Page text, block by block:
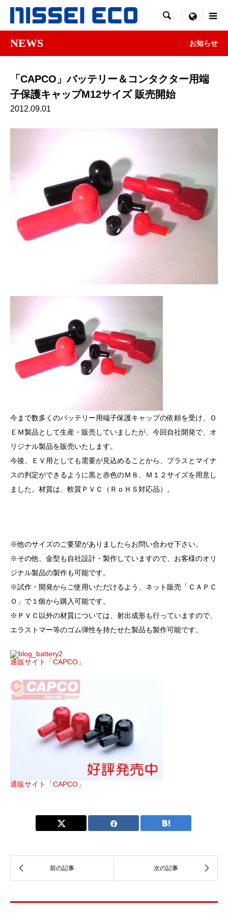
 menu
NEWS お知らせ
「CAPCO」バッテリー＆コンタクター用端
子保護キャップM12サイズ 販売開始
2012.09.01
今まで数多くのバッテリー用端子保護キャップの依頼を受け、Ｏ
ＥＭ製品として生産・販売していましたが、今回自社開発で、オ
リジナル製品を販売いたします。
今後、ＥＶ用としても需要が見込めることから、プラスとマイナ
スの判定ができるように黒と赤色のＭ８、Ｍ１２サイズを用意し
ました。材質は、軟質ＰＶＣ（ＲｏＨＳ対応品）。
※他のサイズのご要望がありましたらお問い合わせ下さい。
※その他、金型も自社設計・製作していますので、お客様のオリ
ジナル製品の製作も可能です。
※試作・開発からご使用いただけるよう、ネット販売「ＣＡＰＣ
Ｏ」で１個から購入可能です。
※ＰＶＣ以外の材質については、射出成形も行っていますので、
エラストマー等のゴム弾性を持たせた製品も製作可能です。
通販サイト「CAPCO」
通販サイト「CAPCO」